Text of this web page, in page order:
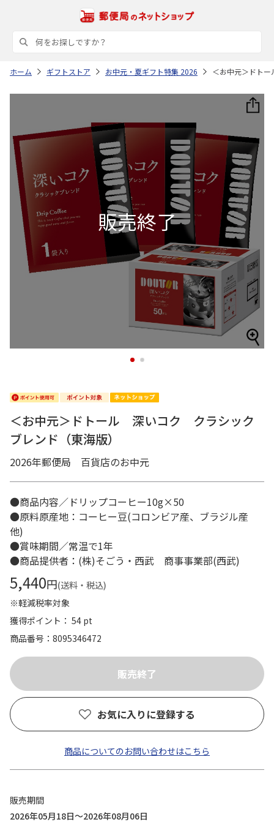
ホーム ギフトストア お中元・夏ギフト特集 2026 ＜お中元＞ドト
1 2
＜お中元＞ドトール 深いコク クラシック
ブレンド（東海版）
2026年郵便局 百貨店のお中元
●商品内容／ドリップコーヒー10g×50
●原料原産地：コーヒー豆(コロンビア産、ブラジル産
他)
●賞味期間／常温で1年
●商品提供者：(株)そごう・西武 商事事業部(西武)
5,440円(送料・税込)
※軽減税率対象
獲得ポイント： 54 pt
商品番号
8095346472
お気に入りに登録する
商品についてのお問い合わせはこちら
販売期間
2026年05月18日～2026年08月06日